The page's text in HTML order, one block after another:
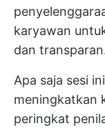
karyawan
dan
Apa saja sesi
meningkatkan
peringkat